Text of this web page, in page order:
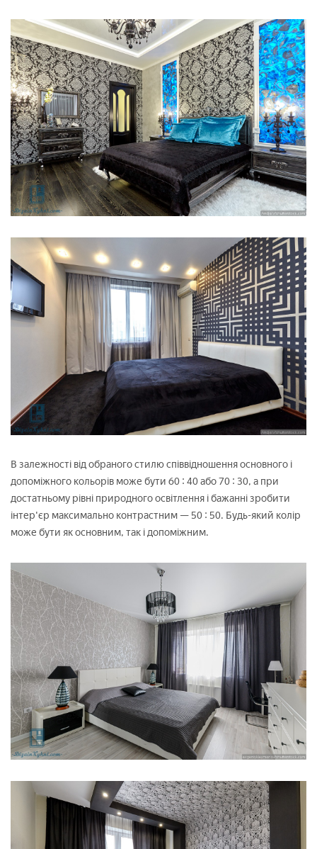
В залежності від обраного стилю співвідношення основного і
допоміжного кольорів може бути 60 : 40 або 70 : 30, а при
достатньому рівні природного освітлення і бажанні зробити
інтер'єр максимально контрастним — 50 : 50. Будь-який колір
може бути як основним, так і допоміжним.